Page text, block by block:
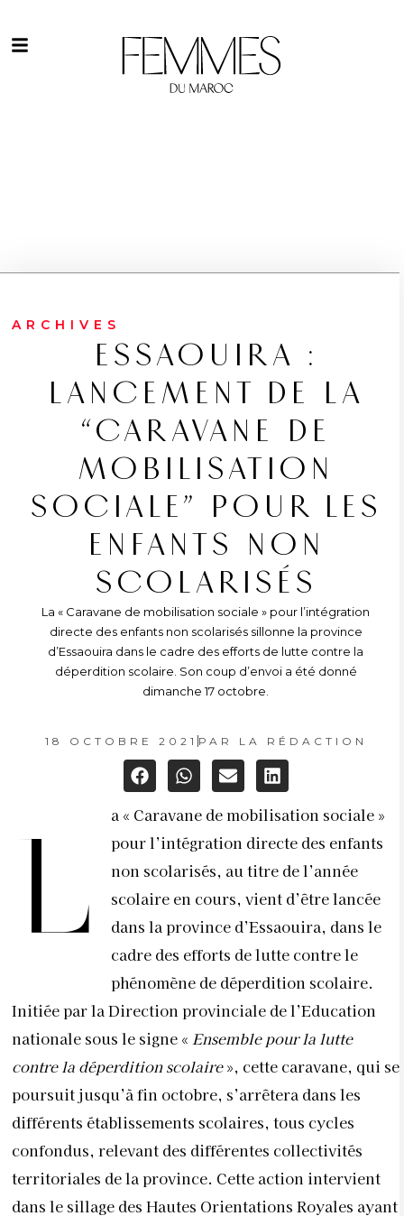
ARCHIVES
ESSAOUIRA :
LANCEMENT DE LA
“CARAVANE DE
MOBILISATION
SOCIALE” POUR LES
ENFANTS NON
SCOLARISÉS
La « Caravane de mobilisation sociale » pour l’intégration
directe des enfants non scolarisés sillonne la province
d’Essaouira dans le cadre des efforts de lutte contre la
déperdition scolaire. Son coup d’envoi a été donné
dimanche 17 octobre.
18 OCTOBRE 2021 PAR LA RÉDACTION
L
a « Caravane de mobilisation sociale »
pour l’intégration directe des enfants
non scolarisés, au titre de l’année
scolaire en cours, vient d’être lancée
dans la province d’Essaouira, dans le
cadre des efforts de lutte contre le
phénomène de déperdition scolaire.
Initiée par la Direction provinciale de l’Education
nationale sous le signe « Ensemble pour la lutte
contre la déperdition scolaire», cette caravane, qui se
poursuit jusqu’à fin octobre, s’arrêtera dans les
différents établissements scolaires, tous cycles
confondus, relevant des différentes collectivités
territoriales de la province. Cette action intervient
dans le sillage des Hautes Orientations Royales ayant